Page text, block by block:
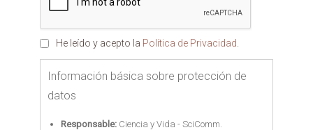
He leído y acepto la Política de Privacidad
Información básica sobre protección de
datos
Responsable: Ciencia y Vida - SciComm.